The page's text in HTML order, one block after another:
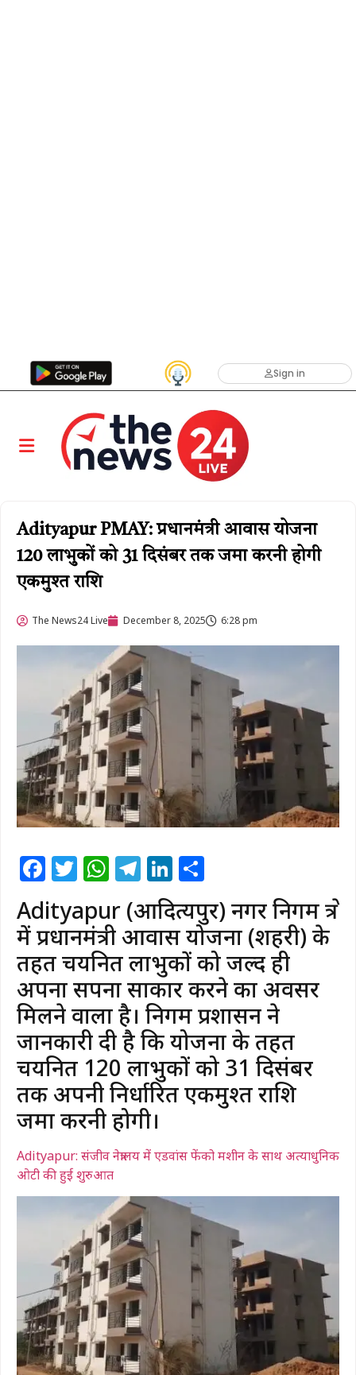
Sign in
Adityapur PMAY: प्रधानमंत्री आवास योजना
120 लाभुकों को 31 दिसंबर तक जमा करनी होगी
एकमुश्त राशि
The News24 Live December 8, 2025 6:28 pm
Facebook
Twitter
WhatsApp
Telegram
LinkedIn
Adityapur (आदित्यपुर) नगर निगम क्षेत्र
में प्रधानमंत्री आवास योजना (शहरी) के
तहत चयनित लाभुकों को जल्द ही
अपना सपना साकार करने का अवसर
मिलने वाला है। निगम प्रशासन ने
जानकारी दी है कि योजना के तहत
चयनित 120 लाभुकों को 31 दिसंबर
तक अपनी निर्धारित एकमुश्त राशि
जमा करनी होगी।
Adityapur: संजीव नेत्रालय में एडवांस फेंको मशीन के साथ अत्याधुनिक
ओटी की हुई शुरुआत